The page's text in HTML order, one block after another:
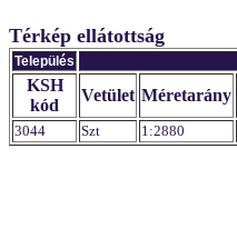
Térkép ellátottság
Település
KSH
kód
Vetület Méretarány
3044 Szt 1:2880